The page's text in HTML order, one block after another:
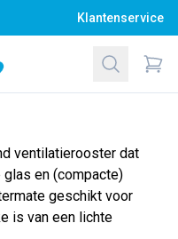
Klantenservice
B.V.
Zoeken
ventilatierooster dat
en (compacte)
geschikt voor
is van een lichte